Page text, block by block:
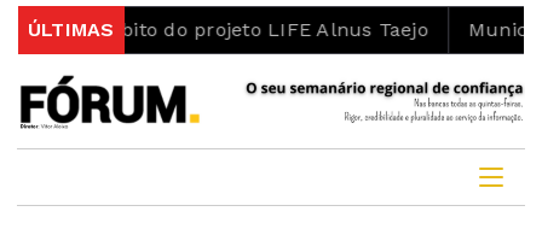
ÚLTIMAS
do projeto LIFE Alnus Taejo Município abre